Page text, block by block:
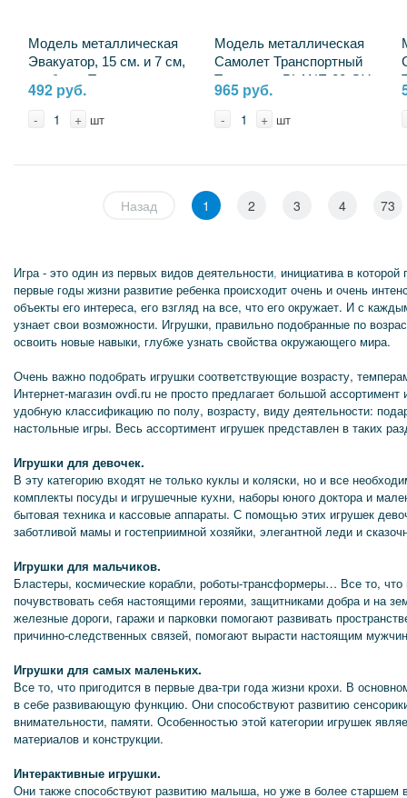
Модель металлическая
Эвакуатор, 15 см. и 7 см,
своб.ход Технопарк
2301I0070-R (168)
492 руб.
- + шт
Модель металлическая
Самолет Транспортный
Технопарк PLANE-20-GY
(48)
965 руб.
- + шт
Назад 1 2 3 4 73
Игра - это один из первых видов деятельности, инициатива в
первые годы жизни развитие ребенка происходит очень и очень
объекты его интереса, его взгляд на все, что его окружает. И с
узнает свои возможности. Игрушки, правильно подобранные по
освоить новые навыки, глубже узнать свойства окружающего мира.
Очень важно подобрать игрушки соответствующие возрасту,
Интернет-магазин ovdi.ru не просто предлагает большой
удобную классификацию по полу, возрасту, виду деятельности:
настольные игры. Весь ассортимент игрушек представлен в таких
Игрушки для девочек.
В эту категорию входят не только куклы и коляски, но и все
комплекты посуды и игрушечные кухни, наборы юного доктора и
бытовая техника и кассовые аппараты. С помощью этих игрушек
заботливой мамы и гостеприимной хозяйки, элегантной леди и
Игрушки для мальчиков.
Бластеры, космические корабли, роботы-трансформеры… Все то,
почувствовать себя настоящими героями, защитниками добра и на
железные дороги, гаражи и парковки помогают развивать
причинно-следственных связей, помогают вырасти настоящим
Игрушки для самых маленьких.
Все то, что пригодится в первые два-три года жизни крохи. В
в себе развивающую функцию. Они способствуют развитию
внимательности, памяти. Особенностью этой категории игрушек
материалов и конструкции.
Интерактивные игрушки.
Они также способствуют развитию малыша, но уже в более старшем